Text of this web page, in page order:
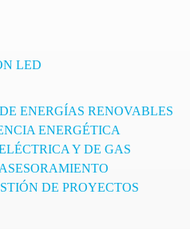
LED
ENERGÍAS RENOVABLES
ENERGÉTICA
Y DE GAS
DE PROYECTOS